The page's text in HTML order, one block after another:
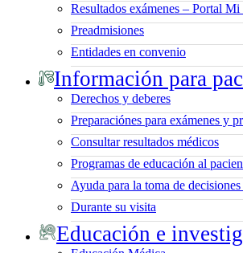
Resultados exámenes – Portal
Preadmisiones
Entidades en convenio
Información para
Derechos y deberes
Preparaciónes para exámenes y
Consultar resultados médicos
Programas de educación al
Ayuda para la toma de
Durante su visita
Educación e